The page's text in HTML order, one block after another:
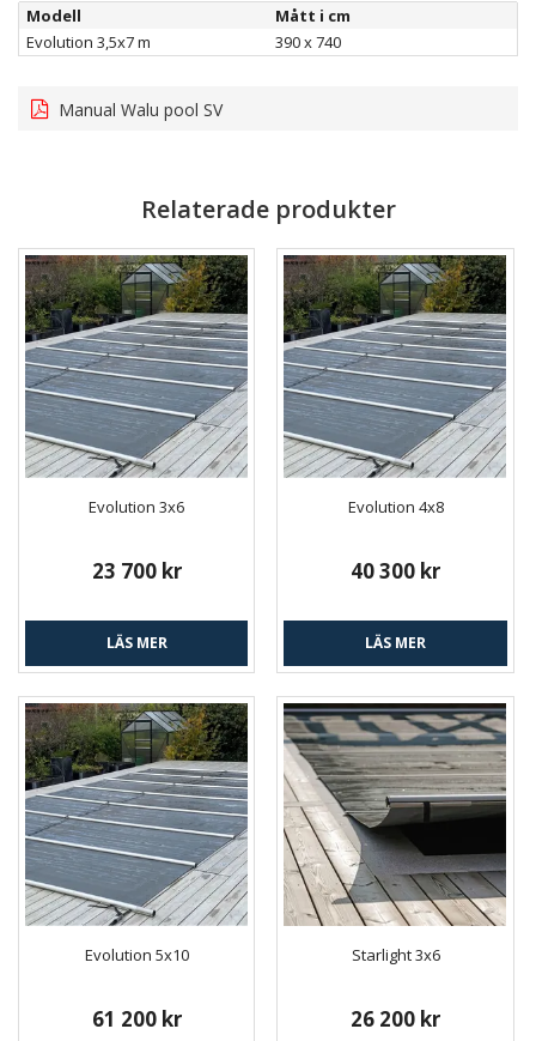
Modell
Mått i cm
Evolution 3,5x7 m
390 x 740
Manual Walu pool SV
Relaterade produkter
Evolution 3x6
23 700 kr
LÄS MER
Evolution 4x8
40 300 kr
LÄS MER
Evolution 5x10
61 200 kr
Starlight 3x6
26 200 kr